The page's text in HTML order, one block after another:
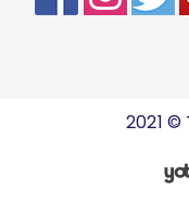
2021 ©